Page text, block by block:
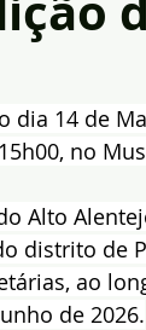
dia 14 de
no
Alto
distrito de
ao
de 2026.